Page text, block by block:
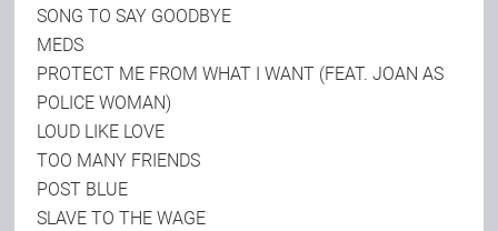
SONG TO SAY GOODBYE
MEDS
PROTECT ME FROM WHAT I WANT (FEAT. JOAN AS
POLICE WOMAN)
LOUD LIKE LOVE
TOO MANY FRIENDS
POST BLUE
SLAVE TO THE WAGE